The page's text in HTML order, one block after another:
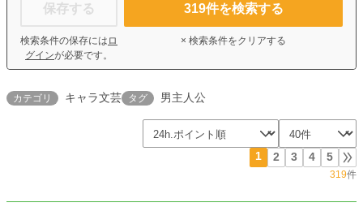
保存する
検索条件の保存には ロ
グインが必要です。
319件を検索する
× 検索条件をクリアする
カテゴリ キャラ文芸 タグ 男主人公
1 2 3 4 5
319件